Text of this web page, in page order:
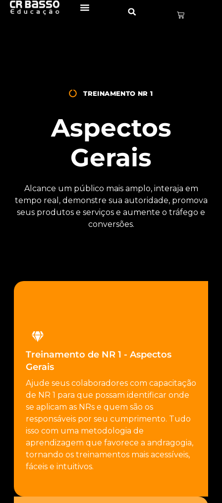
TREINAMENTO NR 1
Aspectos
Gerais
Alcance um público mais amplo, interaja em
tempo real, demonstre sua autoridade, promova
seus produtos e serviços e aumente o tráfego e
conversões.
Treinamento de NR 1 - Aspectos
Gerais
Ajude seus colaboradores com capacitação
de NR 1 para que possam identificar onde
se aplicam as NRs e quem são os
responsáveis por seu cumprimento. Tudo
isso com uma metodologia de
aprendizagem que favorece a andragogia,
tornando os treinamentos mais acessíveis,
fáceis e intuitivos.